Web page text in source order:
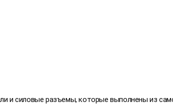
и силовые разъемы, которые выполнены из